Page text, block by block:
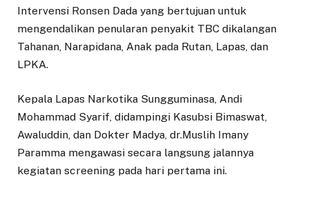
Intervensi Ronsen Dada yang bertujuan untuk
mengendalikan penularan penyakit TBC dikalangan
Tahanan, Narapidana, Anak pada Rutan, Lapas, dan
LPKA.
Kepala Lapas Narkotika Sungguminasa, Andi
Mohammad Syarif, didampingi Kasubsi Bimaswat,
Awaluddin, dan Dokter Madya, dr.Muslih Imany
Paramma mengawasi secara langsung jalannya
kegiatan screening pada hari pertama ini.